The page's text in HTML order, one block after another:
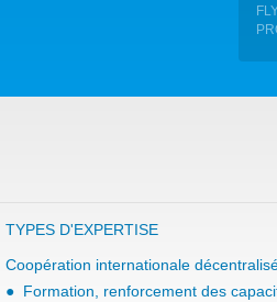
TYPES D'EXPERTISE
Coopération internationale
Formation, renforcement des